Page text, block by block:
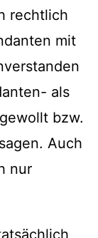
rechtlich
mit
als
bzw.
Auch
nur